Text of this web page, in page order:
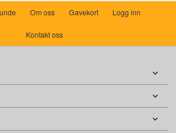
Om oss Gavekort Logg inn
Kontakt oss